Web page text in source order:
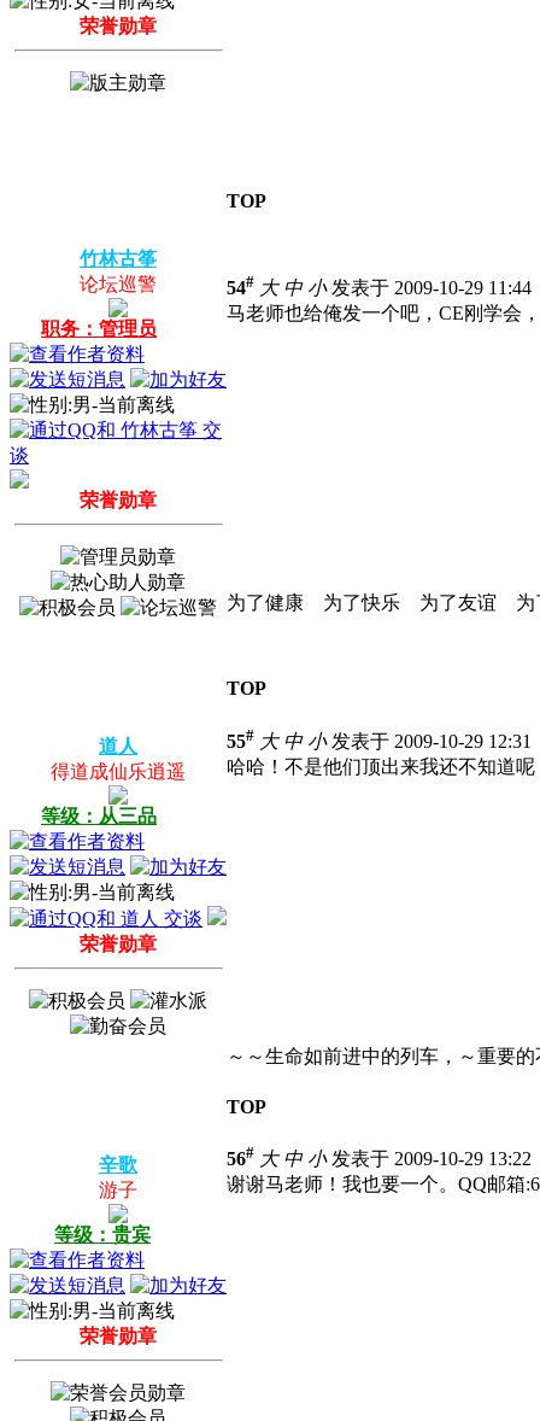
荣誉勋章
TOP
竹林古筝
论坛巡警
职务：管理员
荣誉勋章
54# 大 中 小发表于 2009-10-29 11:44
马老师也给俺发一个吧，CE刚学会
为了健康 为了快乐 为了友谊 为
TOP
道人
得道成仙乐逍遥
等级：从三品
荣誉勋章
55# 大 中 小发表于 2009-10-29 12:31
哈哈！不是他们顶出来我还不知道
～～生命如前进中的列车，～重要
TOP
辛歌
游子
等级：贵宾
荣誉勋章
56# 大 中 小发表于 2009-10-29 13:22
谢谢马老师！我也要一个。QQ邮箱